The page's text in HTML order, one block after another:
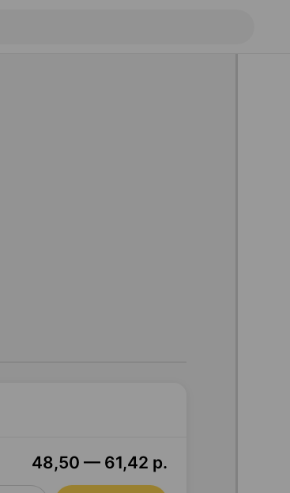
48,50 — 61,42 р.